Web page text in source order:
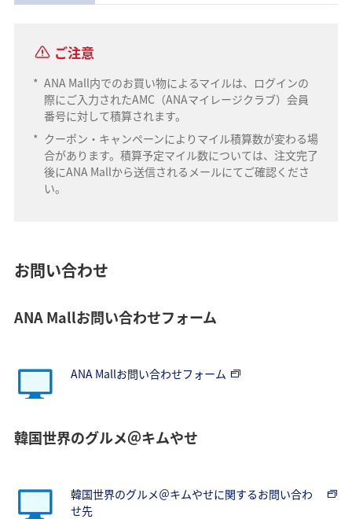
ご注意
* ANA Mall内でのお買い物によるマイルは、ログインの
際にご入力されたAMC（ANAマイレージクラブ）会員
番号に対して積算されます。
* クーポン・キャンペーンによりマイル積算数が変わる場
合があります。積算予定マイル数については、注文完了
後にANA Mallから送信されるメールにてご確認くださ
い。
お問い合わせ
ANA Mallお問い合わせフォーム
ANA Mallお問い合わせフォーム
韓国世界のグルメ＠キムやせ
韓国世界のグルメ＠キムやせに関するお問い合わ
せ先